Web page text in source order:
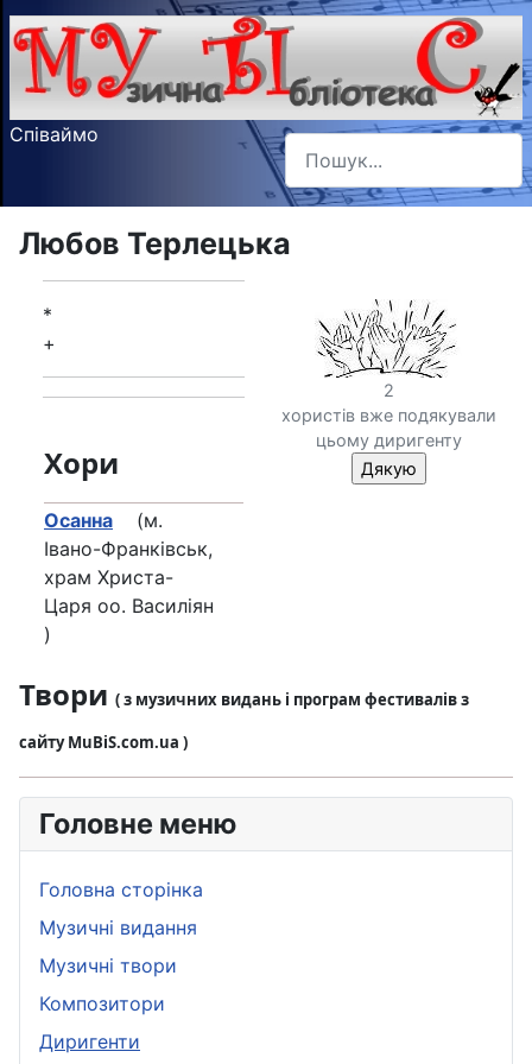
Співаймо Пошук
Type 2 or more characters
Головне меню
Головна сторінка
Музичні видання
Музичні твори
Композитори
Диригенти
Любов Терлецька
2
хористів вже подякували
цьому диригенту
*
+
Хори
Осанна (м.
Івано-Франківськ,
храм Христа-
Царя оо. Василіян
)
Твори ( з музичних видань і програм фестивалів з
сайту MuBiS.com.ua )